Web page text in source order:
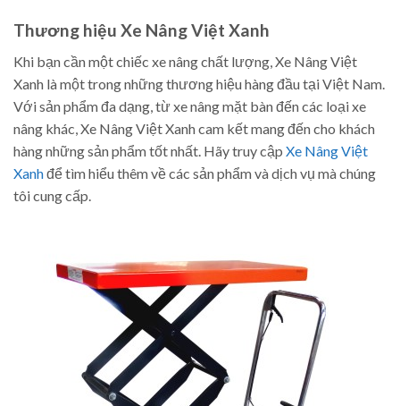
Thương hiệu Xe Nâng Việt Xanh
Khi bạn cần một chiếc xe nâng chất lượng, Xe Nâng Việt
Xanh là một trong những thương hiệu hàng đầu tại Việt Nam.
Với sản phẩm đa dạng, từ xe nâng mặt bàn đến các loại xe
nâng khác, Xe Nâng Việt Xanh cam kết mang đến cho khách
hàng những sản phẩm tốt nhất. Hãy truy cập Xe Nâng Việt
Xanhđể tìm hiểu thêm về các sản phẩm và dịch vụ mà chúng
tôi cung cấp.